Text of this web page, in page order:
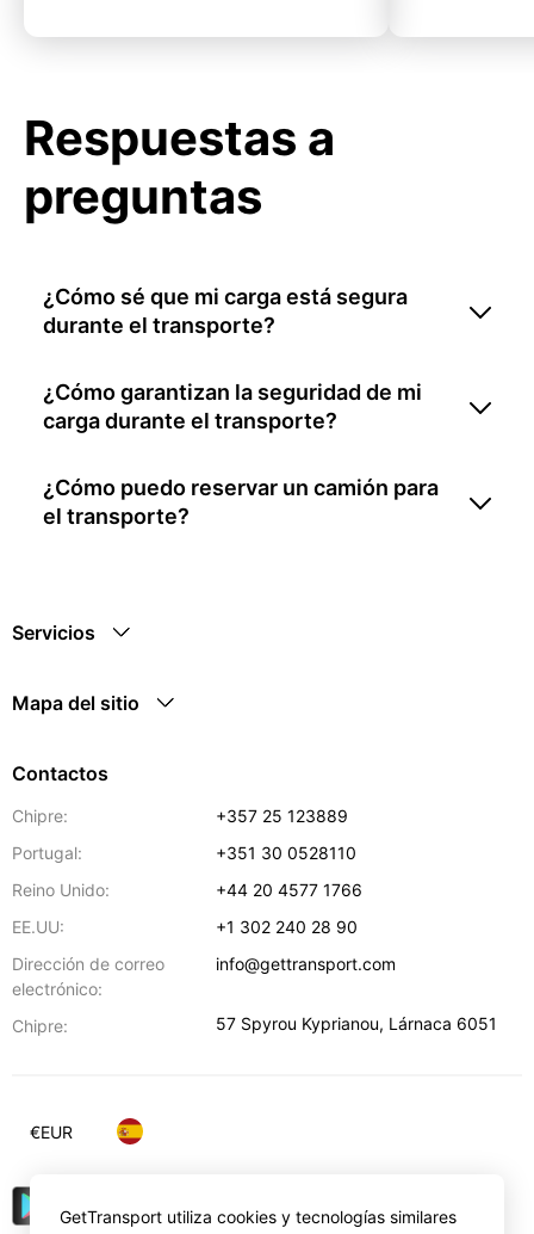
Respuestas a
preguntas
¿Cómo sé que mi carga está segura
durante el transporte?
¿Cómo garantizan la seguridad de mi
carga durante el transporte?
¿Cómo puedo reservar un camión para
el transporte?
Servicios
Mapa del sitio
Contactos
Chipre:
+357 25 123889
Portugal:
+351 30 0528110
Reino Unido:
+44 20 4577 1766
EE.UU:
+1 302 240 28 90
Dirección de correo
electrónico:
info@gettransport.com
Chipre: 57 Spyrou Kyprianou, Lárnaca 6051
€EUR
GetTransport utiliza cookies y tecnologías similares